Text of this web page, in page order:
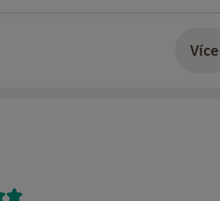
Více
o